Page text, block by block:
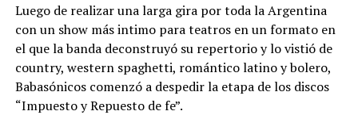
Luego de realizar una larga gira por toda la Argentina
con un show más intimo para teatros en un formato en
el que la banda deconstruyó su repertorio y lo vistió de
country, western spaghetti, romántico latino y bolero,
Babasónicos comenzó a despedir la etapa de los discos
“Impuesto y Repuesto de fe”.